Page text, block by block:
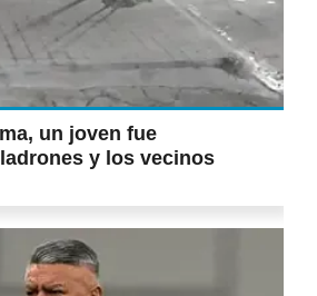
un joven fue
y los vecinos